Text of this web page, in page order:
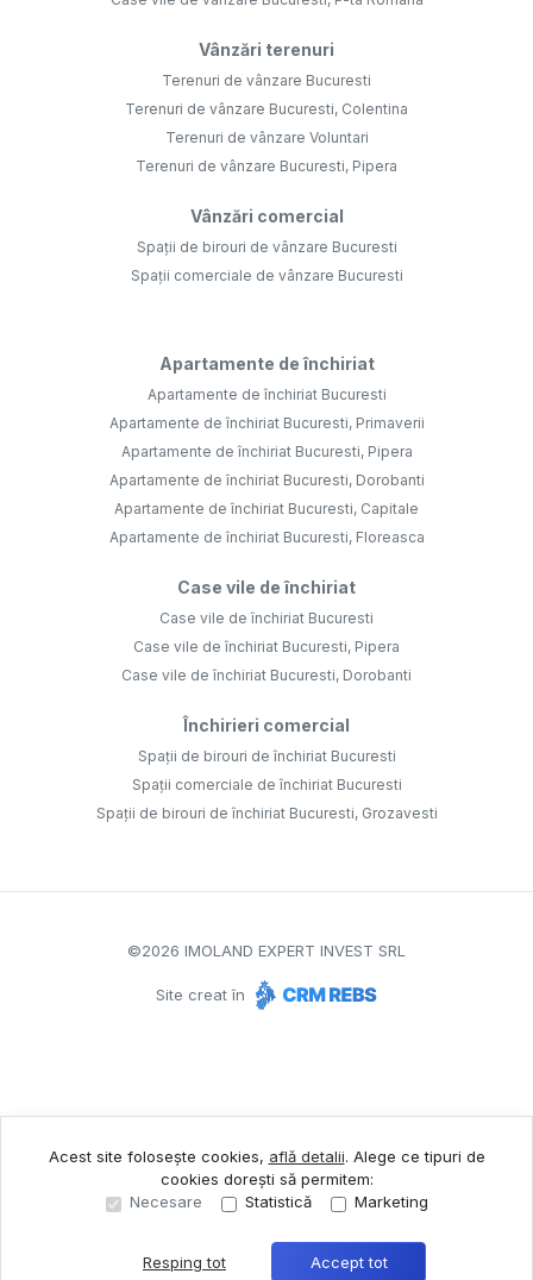
Vânzări terenuri
Terenuri de vânzare Bucuresti
Terenuri de vânzare Bucuresti, Colentina
Terenuri de vânzare Voluntari
Terenuri de vânzare Bucuresti, Pipera
Vânzări comercial
Spații de birouri de vânzare Bucuresti
Spații comerciale de vânzare Bucuresti
Apartamente de închiriat
Apartamente de închiriat Bucuresti
Apartamente de închiriat Bucuresti, Primaverii
Apartamente de închiriat Bucuresti, Pipera
Apartamente de închiriat Bucuresti, Dorobanti
Apartamente de închiriat Bucuresti, Capitale
Apartamente de închiriat Bucuresti, Floreasca
Case vile de închiriat
Case vile de închiriat Bucuresti
Case vile de închiriat Bucuresti, Pipera
Case vile de închiriat Bucuresti, Dorobanti
Închirieri comercial
Spații de birouri de închiriat Bucuresti
Spații comerciale de închiriat Bucuresti
Spații de birouri de închiriat Bucuresti, Grozavesti
©2026 IMOLAND EXPERT INVEST SRL
Site creat în
Acest site folosește cookies, află detalii. Alege ce tipuri de
cookies dorești să permitem:
Necesare
Statistică Marketing
Resping tot Accept tot